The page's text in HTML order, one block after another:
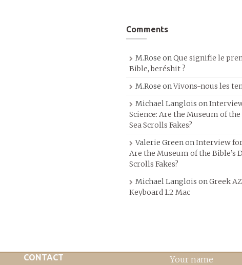
Comments
M.Rose onQue signifie le
Bible, beréshit ?
M.Rose onVivons-nous les
Michael Langlois on
Science: Are the Museum of the
Sea Scrolls Fakes?
Valerie GreenonInterview for
Are the Museum of the Bible’s
Scrolls Fakes?
Michael Langlois onGreek
Keyboard 1.2 Mac
CONTACT Your name